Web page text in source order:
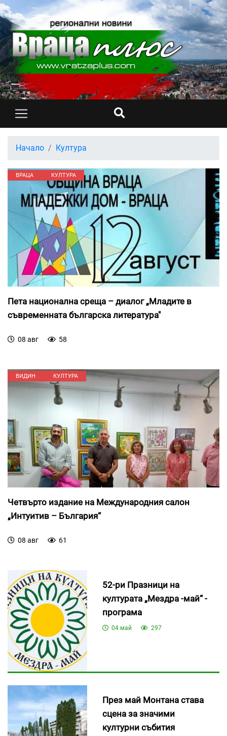
Начало Култура
ВРАЦА КУЛТУРА
Пета национална среща – диалог „Младите в
съвременната българска литература"
08 авг 58
ВИДИН КУЛТУРА
Четвърто издание на Международния салон
„Интуитив – България“
08 авг 61
52-ри Празници на
културата „Мездра -май“ -
програма
04 май 297
През май Монтана става
сцена за значими
културни събития